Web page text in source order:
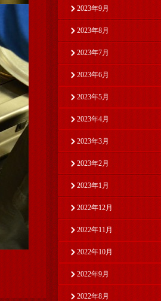
2023年9月
2023年8月
2023年7月
2023年6月
2023年5月
2023年4月
2023年3月
2023年2月
2023年1月
2022年12月
2022年11月
2022年10月
2022年9月
2022年8月